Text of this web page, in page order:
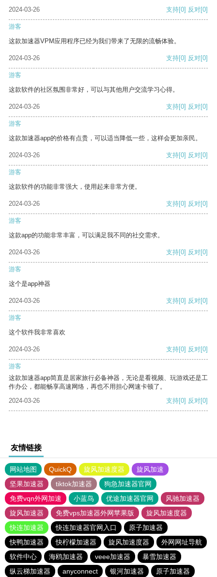
2024-03-26
支持[0] 反对[0]
游客
这款加速器VPM应用程序已经为我们带来了无限的流畅体验。
2024-03-26 支持[0] 反对[0]
游客
这款软件的社区氛围非常好，可以与其他用户交流学习心得。
2024-03-26 支持[0] 反对[0]
游客
这款加速器app的价格有点贵，可以适当降低一些，这样会更加亲民。
2024-03-26 支持[0] 反对[0]
游客
这款软件的功能非常强大，使用起来非常方便。
2024-03-26 支持[0] 反对[0]
游客
这款app的功能非常丰富，可以满足我不同的社交需求。
2024-03-26 支持[0] 反对[0]
游客
这个是app神器
2024-03-26 支持[0] 反对[0]
游客
这个软件我非常喜欢
2024-03-26 支持[0] 反对[0]
游客
这款加速器app简直是居家旅行必备神器，无论是看视频、玩游戏还是工
作办公，都能畅享高速网络，再也不用担心网速卡顿了。
2024-03-26
支持[0] 反对[0]
友情链接
网站地图 QuickQ 旋风加速度器
旋风加速
坚果加速器
tiktok加速器
狗急加速器官网
免费vqn外网加速
小蓝鸟 优途加速器官网
风驰加速器
旋风加速器
免费vps加速器外网苹果版
旋风加速度器
快连加速器
快连加速器官网入口
原子加速器
快鸭加速器
快柠檬加速器 旋风加速度器
外网网址导航
软件中心
海鸥加速器 veee加速器
暴雪加速器
纵云梯加速器
anyconnect 银河加速器 原子加速器